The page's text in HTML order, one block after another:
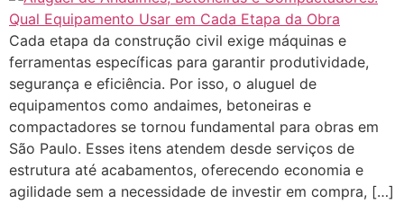
Cada etapa da construção civil exige máquinas e
ferramentas específicas para garantir produtividade,
segurança e eficiência. Por isso, o aluguel de
equipamentos como andaimes, betoneiras e
compactadores se tornou fundamental para obras em
São Paulo. Esses itens atendem desde serviços de
estrutura até acabamentos, oferecendo economia e
agilidade sem a necessidade de investir em compra, […]